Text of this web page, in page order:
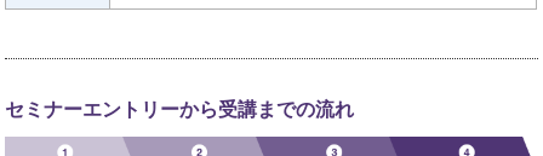
セミナーエントリーから受講までの流れ